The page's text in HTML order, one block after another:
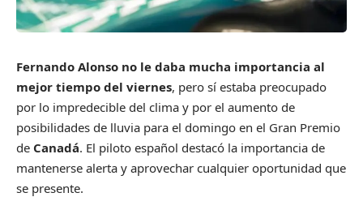
Fernando Alonso no le daba mucha importancia al
mejor tiempo del viernes, pero sí estaba preocupado
por lo impredecible del clima y por el aumento de
posibilidades de lluvia para el domingo en el Gran Premio
de Canadá. El piloto español destacó la importancia de
mantenerse alerta y aprovechar cualquier oportunidad que
se presente.